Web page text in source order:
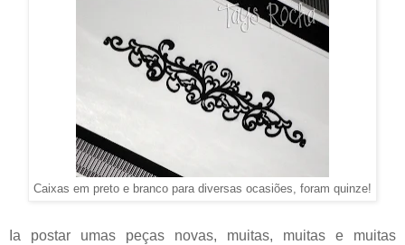
Caixas em preto e branco para diversas ocasiões, foram quinze!
Ia postar umas peças novas, muitas, muitas e muitas